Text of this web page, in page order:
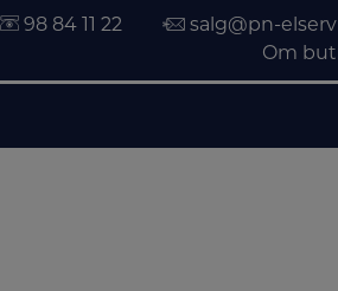
98 84 11 22
salg@pn-
Om